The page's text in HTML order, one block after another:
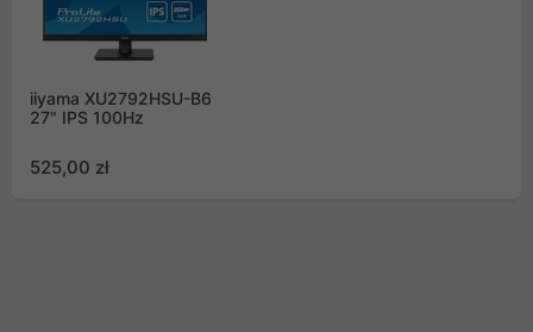
iiyama XU2792HSU-B6
27" IPS 100Hz
525,00 zł